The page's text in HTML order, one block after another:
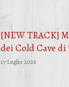
[NEW TRACK]
dei Cold Cave di
17 Luglio 2026